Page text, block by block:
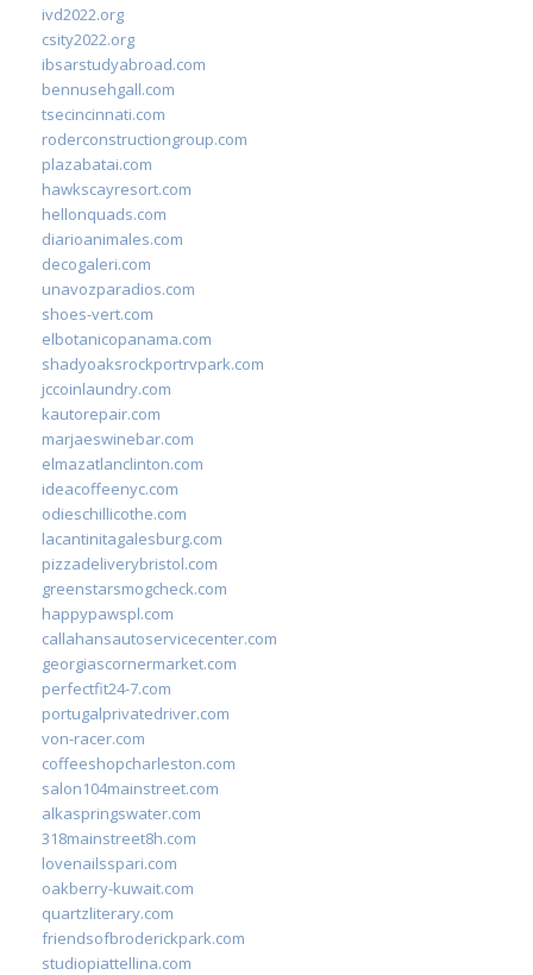
ivd2022.org
csity2022.org
ibsarstudyabroad.com
bennusehgall.com
tsecincinnati.com
roderconstructiongroup.com
plazabatai.com
hawkscayresort.com
hellonquads.com
diarioanimales.com
decogaleri.com
unavozparadios.com
shoes-vert.com
elbotanicopanama.com
shadyoaksrockportrvpark.com
jccoinlaundry.com
kautorepair.com
marjaeswinebar.com
elmazatlanclinton.com
ideacoffeenyc.com
odieschillicothe.com
lacantinitagalesburg.com
pizzadeliverybristol.com
greenstarsmogcheck.com
happypawspl.com
callahansautoservicecenter.com
georgiascornermarket.com
perfectfit24-7.com
portugalprivatedriver.com
von-racer.com
coffeeshopcharleston.com
salon104mainstreet.com
alkaspringswater.com
318mainstreet8h.com
lovenailsspari.com
oakberry-kuwait.com
quartzliterary.com
friendsofbroderickpark.com
studiopiattellina.com